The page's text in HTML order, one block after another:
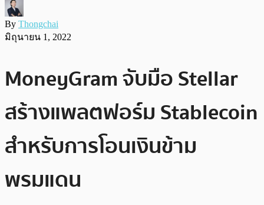
By Thongchai
มิถุนายน 1, 2022
MoneyGram จับมือ Stellar
สร้างแพลตฟอร์ม Stablecoin
สำหรับการโอนเงินข้าม
พรมแดน